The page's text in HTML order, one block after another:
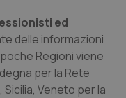
ed
delle informazioni
Regioni viene
per la Rete
Veneto per la
CookieScript